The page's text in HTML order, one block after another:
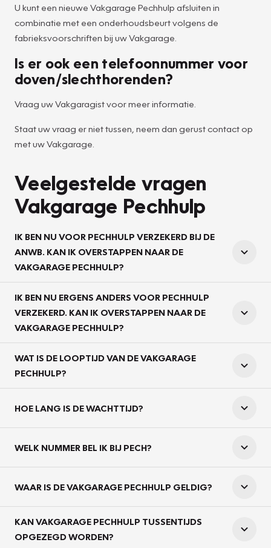
U kunt een nieuwe Vakgarage Pechhulp afsluiten in
combinatie met een onderhoudsbeurt volgens de
fabrieksvoorschriften bij uw Vakgarage.
Is er ook een telefoonnummer voor
doven/slechthorenden?
Vraag uw Vakgaragist voor meer informatie.
Staat uw vraag er niet tussen, neem dan gerust contact op
met uw Vakgarage.
Veelgestelde vragen
Vakgarage Pechhulp
IK BEN NU VOOR PECHHULP VERZEKERD BIJ DE
ANWB. KAN IK OVERSTAPPEN NAAR DE
VAKGARAGE PECHHULP?
IK BEN NU ERGENS ANDERS VOOR PECHHULP
VERZEKERD. KAN IK OVERSTAPPEN NAAR DE
VAKGARAGE PECHHULP?
WAT IS DE LOOPTIJD VAN DE VAKGARAGE
PECHHULP?
HOE LANG IS DE WACHTTIJD?
WELK NUMMER BEL IK BIJ PECH?
WAAR IS DE VAKGARAGE PECHHULP GELDIG?
KAN VAKGARAGE PECHHULP TUSSENTIJDS
OPGEZEGD WORDEN?